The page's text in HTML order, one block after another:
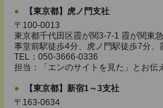
【東京都】虎ノ門支社
〒100-0013
東京都千代田区霞が関3-7-1 霞が関東
事堂前駅徒歩4分、虎ノ門駅徒歩7分、
TEL：050-3666-0336
担当：「エンのサイトを見た」とお伝
【東京都】新宿1～3支社
〒163-0634